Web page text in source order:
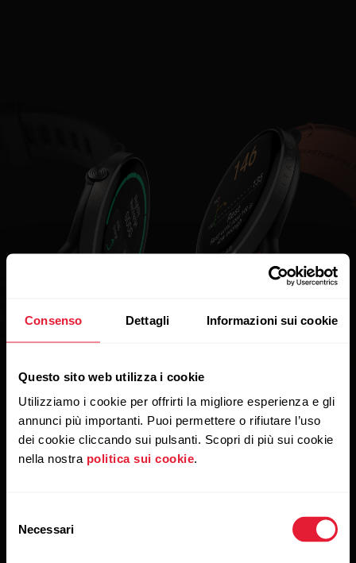
Consenso Dettagli Informazioni sui cookie
Questo sito web utilizza i cookie
Utilizziamo i cookie per offrirti la migliore esperienza e gli
annunci più importanti. Puoi permettere o rifiutare l’uso
dei cookie cliccando sui pulsanti. Scopri di più sui cookie
nella nostra politica sui cookie.
delNecessari